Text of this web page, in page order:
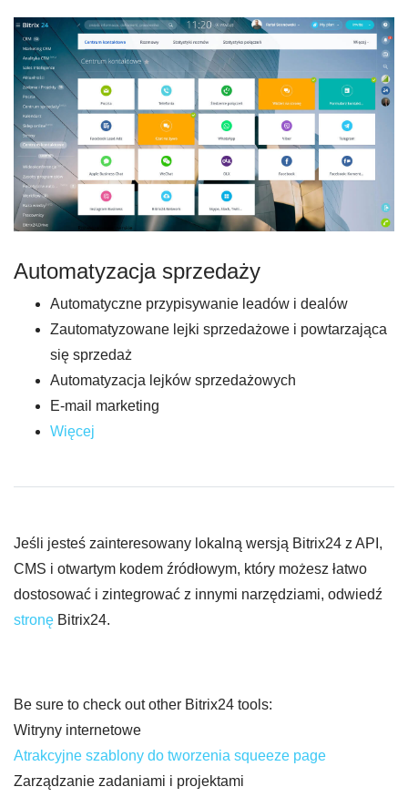
Automatyzacja sprzedaży
Automatyczne przypisywanie leadów i dealów
Zautomatyzowane lejki sprzedażowe i powtarzająca
się sprzedaż
Automatyzacja lejków sprzedażowych
E-mail marketing
Więcej
Jeśli jesteś zainteresowany lokalną wersją Bitrix24 z API,
CMS i otwartym kodem źródłowym, który możesz łatwo
dostosować i zintegrować z innymi narzędziami, odwiedź
stronę Bitrix24.
Be sure to check out other Bitrix24 tools:
Witryny internetowe
Atrakcyjne szablony do tworzenia squeeze page
Zarządzanie zadaniami i projektami